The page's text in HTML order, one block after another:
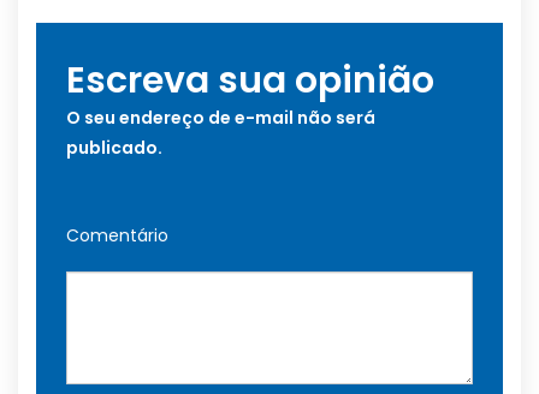
Escreva sua opinião
O seu endereço de e-mail não será
publicado.
Comentário